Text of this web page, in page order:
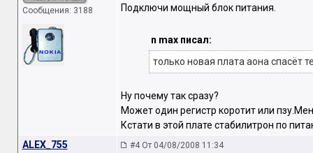
Сообщения: 3188
Подключи мощный блок питания.
n max писал:
только новая плата аона спасёт
Ну почему так сразу?
Может один регистр коротит или
Кстати в этой плате стабилитрон по
ALEX_755
#4 От 04/08/2008 11:34